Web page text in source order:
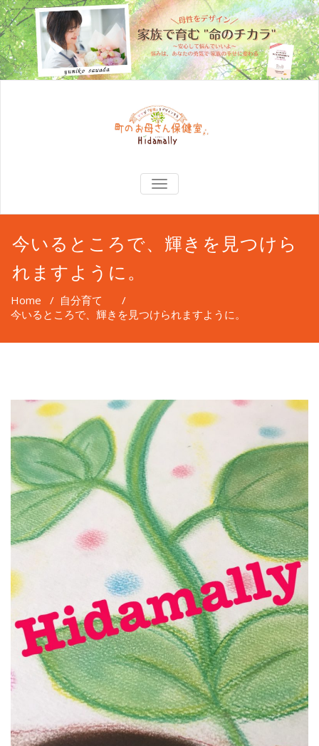
TOGGLE
NAVIGATION
今いるところで、輝きを見つけら
れますように。
Home / 自分育て
/
今いるところで、輝きを見つけられますように。